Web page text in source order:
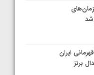
شد
ایران